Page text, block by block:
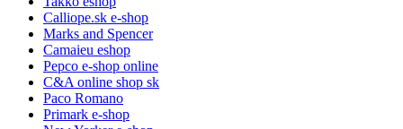
Calliope.sk e-shop
Marks and Spencer
Camaieu eshop
Pepco e-shop online
C&A online shop sk
Paco Romano
Primark e-shop